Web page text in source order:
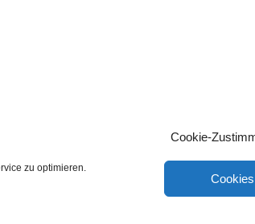
Cookie-
zu optimieren.